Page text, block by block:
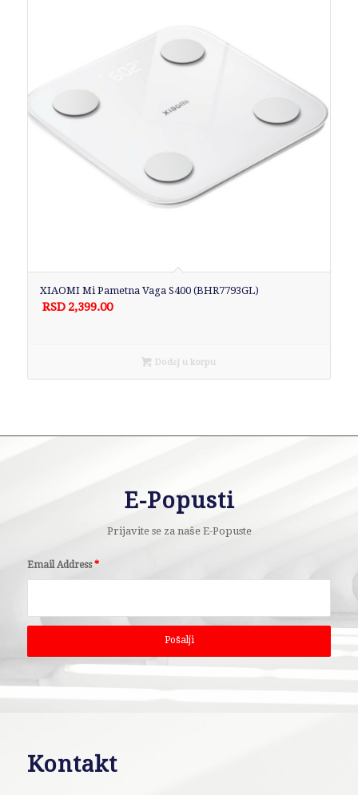
XIAOMI Mi Pametna Vaga S400 (BHR7793GL)
RSD 2,399.00
Dodaj u korpu
E-Popusti
Prijavite se za naše E-Popuste
Email Address*
Kontakt